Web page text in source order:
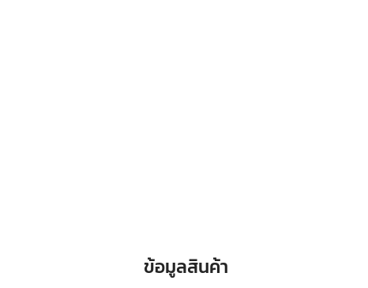
ข้อมูลสินค้า